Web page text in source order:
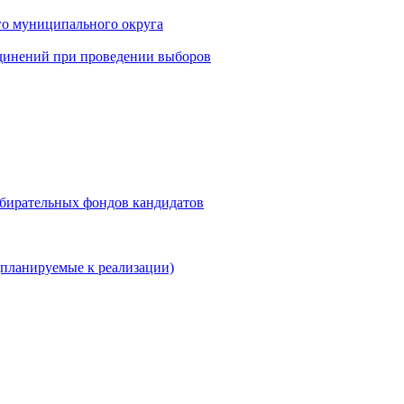
муниципального округа
при проведении выборов
фондов кандидатов
к реализации)